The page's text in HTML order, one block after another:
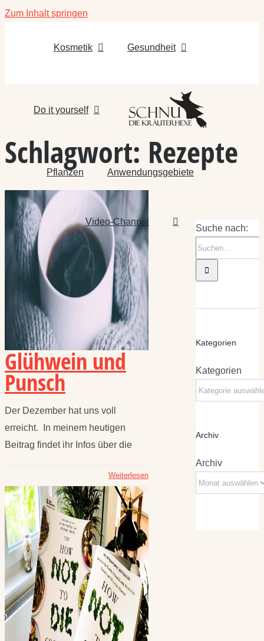
Zum Inhalt springen
Kosmetik Gesundheit
Do it yourself
Pflanzen Anwendungsgebiete
Video-Channel
Schlagwort: Rezepte
Glühwein und
Punsch
Der Dezember hat uns voll
erreicht. In meinem heutigen
Beitrag findet ihr Infos über die
Weiterlesen
Suche nach:
Kategorien
Kategorien
Archiv
Archiv